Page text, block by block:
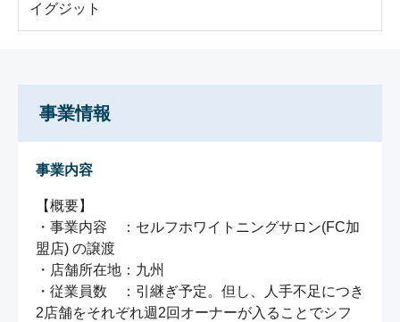
イグジット
事業情報
事業内容
【概要】
・事業内容　：セルフホワイトニングサロン(FC加
盟店) の譲渡
・店舗所在地：九州
・従業員数　：引継ぎ予定。但し、人手不足につき
2店舗をそれぞれ週2回オーナーが入ることでシフ